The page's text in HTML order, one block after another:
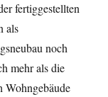
fertiggestellten
als
noch
mehr als die
Wohngebäude